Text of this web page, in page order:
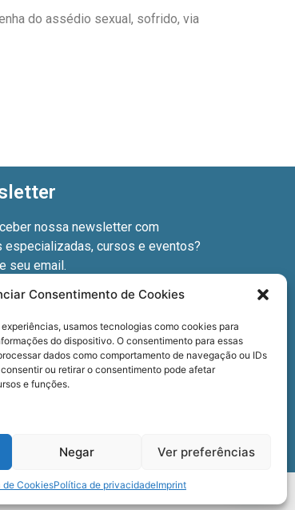
Consentimento de Cookies
usamos tecnologias como cookies para
do dispositivo. O consentimento para essas
dados como comportamento de navegação ou IDs
ou retirar o consentimento pode afetar
e funções.
Negar Ver preferências
de CookiesPolítica de privacidadeImprint
do assédio sexual, sofrido, via
nossa newsletter com
especializadas, cursos e eventos?
seu email.
usoe aPolítica de privacidade